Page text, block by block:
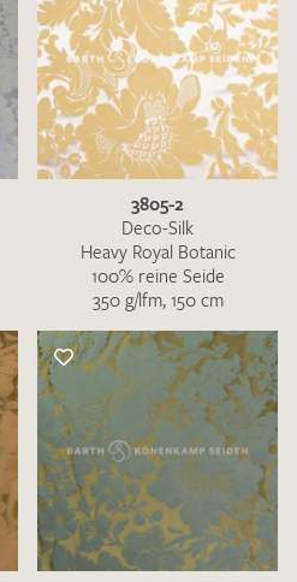
3805-2
Deco-Silk
Heavy Royal Botanic
100% reine Seide
350 g/lfm, 150 cm